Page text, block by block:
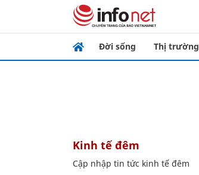
Đời sống Thị trường
kinh tế đêm
Cập nhập tin tức kinh tế đêm